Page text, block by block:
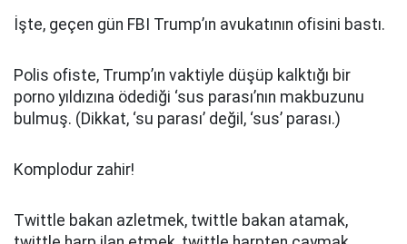
İşte, geçen gün FBI Trump’ın avukatının ofisini bastı.
Polis ofiste, Trump’ın vaktiyle düşüp kalktığı bir
porno yıldızına ödediği ‘sus parası’nın makbuzunu
bulmuş. (Dikkat, ‘su parası’ değil, ‘sus’ parası.)
Komplodur zahir!
Twittle bakan azletmek, twittle bakan atamak,